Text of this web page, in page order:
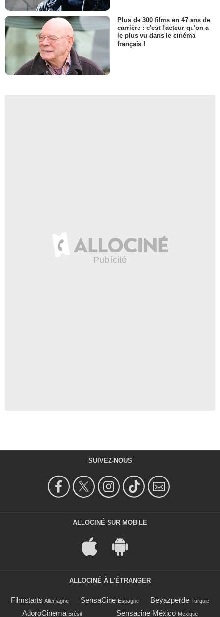
Plus de 300 films en 47 ans de
carrière : c'est l'acteur qu'on a
le plus vu dans le cinéma
français !
SUIVEZ-NOUS
ALLOCINÉ SUR MOBILE
ALLOCINÉ À L'ÉTRANGER
Filmstarts Allemagne SensaCine Espagne Beyazperde Turquie
AdoroCinema Brésil Sensacine México Mexique